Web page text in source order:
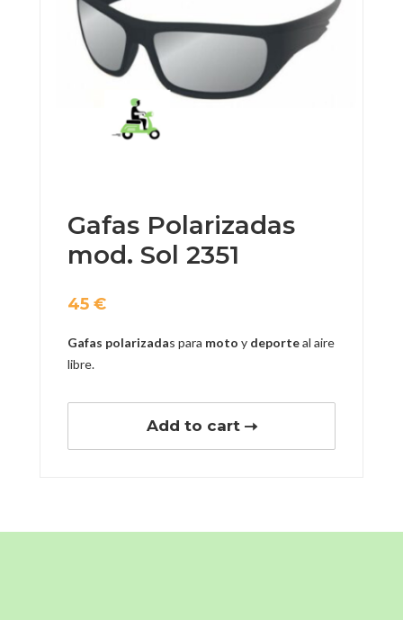
Gafas Polarizadas
mod. Sol 2351
45 €
Gafas polarizadas para moto y deporteal aire
libre.
Add to cart